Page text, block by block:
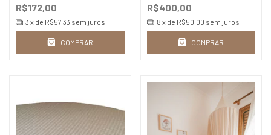
R$172,00
3 x de R$57,33 sem juros
COMPRAR
R$400,00
8 x de R$50,00 sem juros
COMPRAR